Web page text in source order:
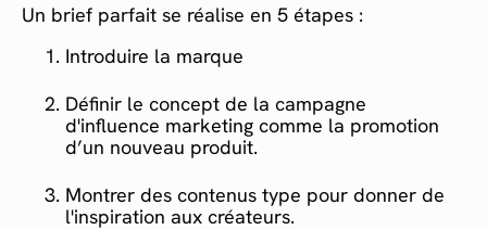
Un brief parfait se réalise en 5 étapes :
Introduire la marque
Définir le concept de la campagne
d'influence marketing comme la promotion
d’un nouveau produit.
Montrer des contenus type pour donner de
l'inspiration aux créateurs.